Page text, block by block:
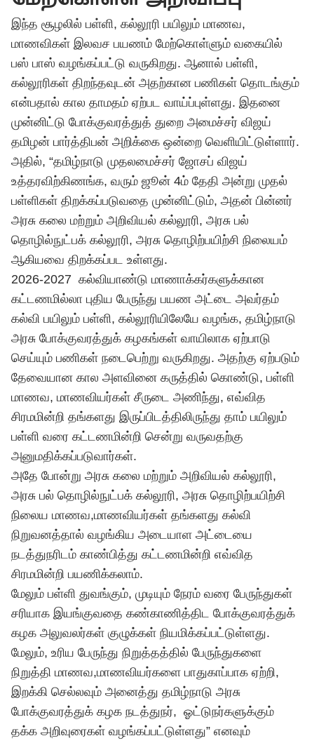
இந்த சூழலில் பள்ளி, கல்லூரி பயிலும் மாணவ,
மாணவிகள் இலவச பயணம் மேற்கொள்ளும் வகையில்
பஸ் பாஸ் வழங்கப்பட்டு வருகிறது. ஆனால் பள்ளி,
கல்லூரிகள் திறந்தவுடன் அதற்கான பணிகள் தொடங்கும்
என்பதால் கால தாமதம் ஏற்பட வாய்ப்புள்ளது. இதனை
முன்னிட்டு போக்குவரத்துத் துறை அமைச்சர் விஜய்
தமிழன் பார்த்திபன் அறிக்கை ஒன்றை வெளியிட்டுள்ளார்.
அதில், “தமிழ்நாடு முதலமைச்சர் ஜோசப் விஜய்
உத்தரவிற்கிணங்க, வரும் ஜூன் 4ம் தேதி அன்று முதல்
பள்ளிகள் திறக்கப்படுவதை முன்னிட்டும், அதன் பின்னர்
அரசு கலை மற்றும் அறிவியல் கல்லூரி, அரசு பல்
தொழில்நுட்பக் கல்லூரி, அரசு தொழிற்பயிற்சி நிலையம்
ஆகியவை திறக்கப்பட உள்ளது.
2026-2027 கல்வியாண்டு மாணாக்கர்களுக்கான
கட்டணமில்லா புதிய பேருந்து பயண அட்டை அவர்தம்
கல்வி பயிலும் பள்ளி, கல்லூரியிலேயே வழங்க, தமிழ்நாடு
அரசு போக்குவரத்துக் கழகங்கள் வாயிலாக ஏற்பாடு
செய்யும் பணிகள் நடைபெற்று வருகிறது. அதற்கு ஏற்படும்
தேவையான கால அளவினை கருத்தில் கொண்டு, பள்ளி
மாணவ, மாணவியர்கள் சீருடை அணிந்து, எவ்வித
சிரமமின்றி தங்களது இருப்பிடத்திலிருந்து தாம் பயிலும்
பள்ளி வரை கட்டணமின்றி சென்று வருவதற்கு
அனுமதிக்கப்படுவார்கள்.
அதே போன்று அரசு கலை மற்றும் அறிவியல் கல்லூரி,
அரசு பல் தொழில்நுட்பக் கல்லூரி, அரசு தொழிற்பயிற்சி
நிலைய மாணவ,மாணவியர்கள் தங்களது கல்வி
நிறுவனத்தால் வழங்கிய அடையாள அட்டையை
நடத்துநரிடம் காண்பித்து கட்டணமின்றி எவ்வித
சிரமமின்றி பயணிக்கலாம்.
மேலும் பள்ளி துவங்கும், முடியும் நேரம் வரை பேருந்துகள்
சரியாக இயங்குவதை கண்காணித்திட போக்குவரத்துக்
கழக அலுவலர்கள் குழுக்கள் நியமிக்கப்பட்டுள்ளது.
மேலும், உரிய பேருந்து நிறுத்தத்தில் பேருந்துகளை
நிறுத்தி மாணவ,மாணவியர்களை பாதுகாப்பாக ஏற்றி,
இறக்கி செல்லவும் அனைத்து தமிழ்நாடு அரசு
போக்குவரத்துக் கழக நடத்துநர், ஓட்டுநர்களுக்கும்
தக்க அறிவுரைகள் வழங்கப்பட்டுள்ளது” எனவும்